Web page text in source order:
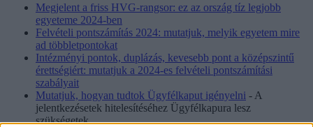
Megjelent a friss HVG-rangsor: ez az ország tíz legjobb
egyeteme 2024-ben
Felvételi pontszámítás 2024: mutatjuk, melyik egyetem mire
ad többletpontokat
Intézményi pontok, duplázás, kevesebb pont a középszintű
érettségiért: mutatjuk a 2024-es felvételi pontszámítási
szabályait
Mutatjuk, hogyan tudtok Ügyfélkaput igényelni - A
jelentkezésetek hitelesítéséhez Ügyfélkapura lesz
szükségetek.